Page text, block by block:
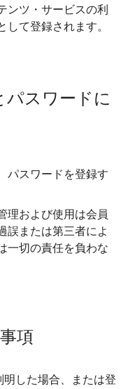
ンツ・サービスの利
して登録されます。
パスワードに
パスワードを登録す
理および使用は会員
誤または第三者によ
一切の責任を負わな
項
した場合、または登